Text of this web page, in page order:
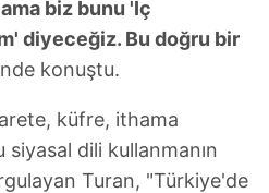
biz bunu 'İç
diyeceğiz. Bu doğru bir
konuştu.
küfre, ithama
dili kullanmanın
Turan, "Türkiye'de